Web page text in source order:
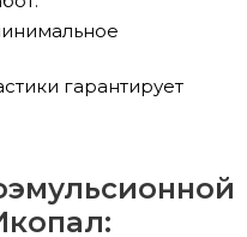
гарантирует